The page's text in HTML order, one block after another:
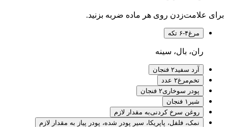
روی هر ماده ضربه بزنید.
۴-۶ تکه
ران، بال، سینه
آرد سفید ۲ فنجان
تخم‌مرغ
۲ عدد
پودر سوخاری ۲ فنجان
۱ فنجان
روغن سرخ کردنی به مقدار لازم
نمک، فلفل، پاپریکا، سیر پودر شده، پودر پیاز به مقدار لازم